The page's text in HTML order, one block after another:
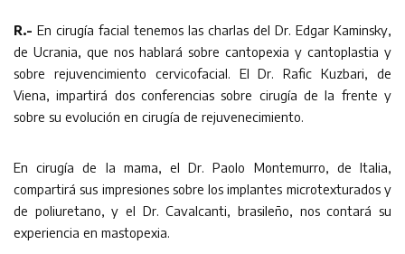
R.- En cirugía facial tenemos las charlas del Dr. Edgar Kaminsky,
de Ucrania, que nos hablará sobre cantopexia y cantoplastia y
sobre rejuvencimiento cervicofacial. El Dr. Rafic Kuzbari, de
Viena, impartirá dos conferencias sobre cirugía de la frente y
sobre su evolución en cirugía de rejuvenecimiento.
En cirugía de la mama, el Dr. Paolo Montemurro, de Italia,
compartirá sus impresiones sobre los implantes microtexturados y
de poliuretano, y el Dr. Cavalcanti, brasileño, nos contará su
experiencia en mastopexia.